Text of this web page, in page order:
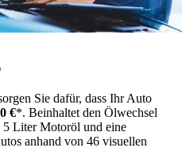
Sie dafür, dass Ihr Auto
€*. Beinhaltet den Ölwechsel
Liter Motoröl und eine
anhand von 46 visuellen